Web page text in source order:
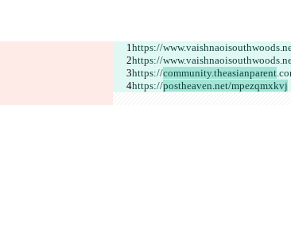
https://
https://
https://community.theasianparent
https://postheaven.net/mpezqmxkvj